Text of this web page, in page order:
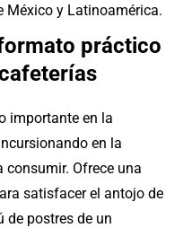
México y Latinoamérica.
práctico
importante en la
en la
Ofrece una
satisfacer el antojo de
de postres de un